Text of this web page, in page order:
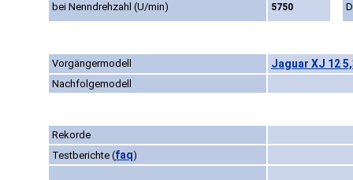
bei Nenndrehzahl (U/min) 5750
Vorgängermodell Jaguar XJ 12
Nachfolgemodell
Rekorde
Testberichte (faq)